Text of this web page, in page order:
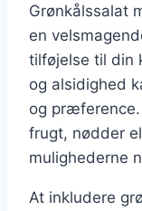
Grønkålssalat
en
tilføjelse til din
og alsidighed
og
frugt, nødder
mulighederne
At inkludere